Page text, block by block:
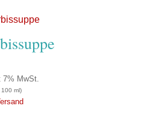
7% MwSt.
ml)